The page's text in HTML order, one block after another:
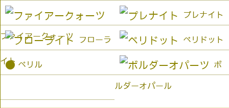
ファイアークォーツ
プレナイト
フローラ
イト
ペリドット
● ベリル ボ
ルダーオパール